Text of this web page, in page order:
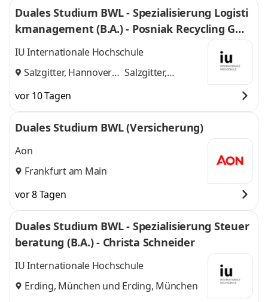
Duales Studium BWL - Spezialisierung Logisti
kmanagement (B.A.) - Posniak Recycling Gmb
H
IU Internationale Hochschule
Salzgitter, Hannover
Salzgitter,
vor 10 Tagen
Duales Studium BWL (Versicherung)
Aon
Frankfurt am Main
vor 8 Tagen
Duales Studium BWL - Spezialisierung Steuer
beratung (B.A.) - Christa Schneider
IU Internationale Hochschule
Erding, München und Erding, München